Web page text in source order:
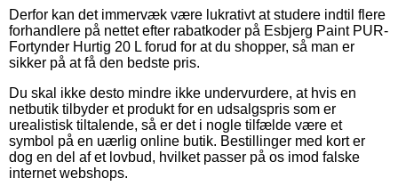
Derfor kan det immervæk være lukrativt at studere indtil flere
forhandlere på nettet efter rabatkoder på Esbjerg Paint PUR-
Fortynder Hurtig 20 L forud for at du shopper, så man er
sikker på at få den bedste pris.
Du skal ikke desto mindre ikke undervurdere, at hvis en
netbutik tilbyder et produkt for en udsalgspris som er
urealistisk tiltalende, så er det i nogle tilfælde være et
symbol på en uærlig online butik. Bestillinger med kort er
dog en del af et lovbud, hvilket passer på os imod falske
internet webshops.